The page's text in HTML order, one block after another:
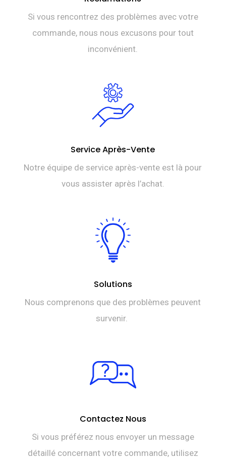
Si vous rencontrez des problèmes avec votre
commande, nous nous excusons pour tout
inconvénient.
Service Après-Vente
Notre équipe de service après-vente est là pour
vous assister après l’achat.
Solutions
Nous comprenons que des problèmes peuvent
survenir.
Contactez Nous
Si vous préférez nous envoyer un message
détaillé concernant votre commande, utilisez